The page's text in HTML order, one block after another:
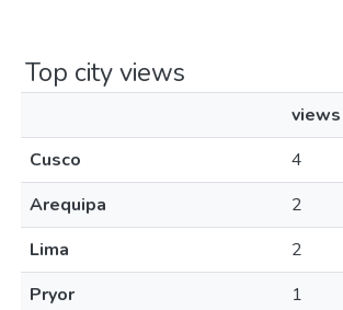
Top city views
views
Cusco
4
Arequipa
2
Lima
2
Pryor
1